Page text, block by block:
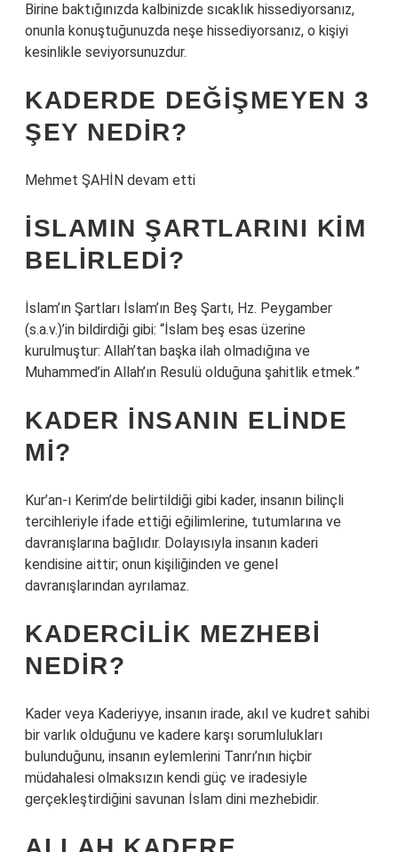
Birine baktığınızda kalbinizde sıcaklık hissediyorsanız,
onunla konuştuğunuzda neşe hissediyorsanız, o kişiyi
kesinlikle seviyorsunuzdur.
KADERDE DEĞIŞMEYEN 3
ŞEY NEDIR?
Mehmet ŞAHİN devam etti
İSLAMIN ŞARTLARINI KIM
BELIRLEDI?
İslam’ın Şartları İslam’ın Beş Şartı, Hz. Peygamber
(s.a.v.)’in bildirdiği gibi: “İslam beş esas üzerine
kurulmuştur: Allah’tan başka ilah olmadığına ve
Muhammed’in Allah’ın Resulü olduğuna şahitlik etmek.”
KADER INSANIN ELINDE
MI?
Kur’an-ı Kerim’de belirtildiği gibi kader, insanın bilinçli
tercihleriyle ifade ettiği eğilimlerine, tutumlarına ve
davranışlarına bağlıdır. Dolayısıyla insanın kaderi
kendisine aittir; onun kişiliğinden ve genel
davranışlarından ayrılamaz.
KADERCILIK MEZHEBI
NEDIR?
Kader veya Kaderiyye, insanın irade, akıl ve kudret sahibi
bir varlık olduğunu ve kadere karşı sorumlulukları
bulunduğunu, insanın eylemlerini Tanrı’nın hiçbir
müdahalesi olmaksızın kendi güç ve iradesiyle
gerçekleştirdiğini savunan İslam dini mezhebidir.